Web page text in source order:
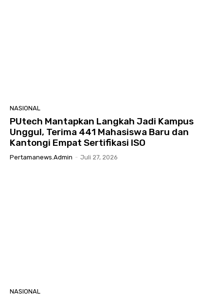
NASIONAL
PUtech Mantapkan Langkah Jadi Kampus
Unggul, Terima 441 Mahasiswa Baru dan
Kantongi Empat Sertifikasi ISO
Pertamanews.admin - Juli 27, 2026
NASIONAL